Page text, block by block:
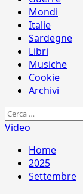
Mondi
Italie
Sardegne
Libri
Musiche
Cookie
Archivi
Ricerca
per:
Video
Home
2025
Settembre